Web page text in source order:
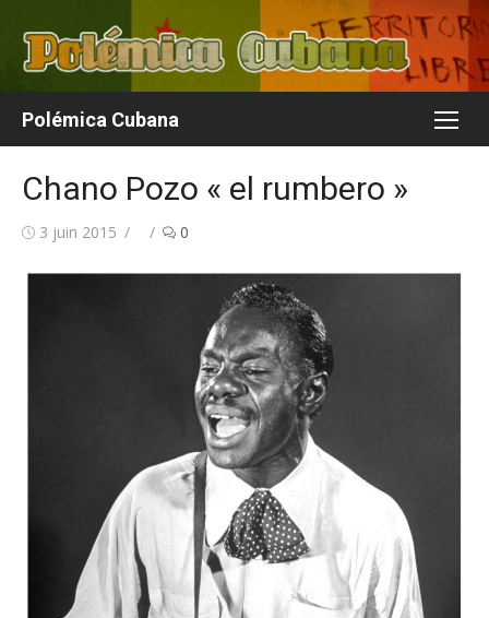
contenu
Polémica Cubana
Chano Pozo « el rumbero »
Publié3 juin 2015 Auteur/autrice
0